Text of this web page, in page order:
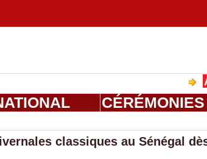
Ahmed
CÉRÉMONIES
classiques au Sénégal